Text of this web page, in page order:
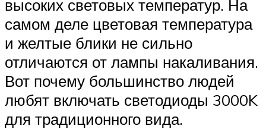
высоких световых температур. На
самом деле цветовая температура
и желтые блики не сильно
отличаются от лампы накаливания.
Вот почему большинство людей
любят включать светодиоды 3000K
для традиционного вида.